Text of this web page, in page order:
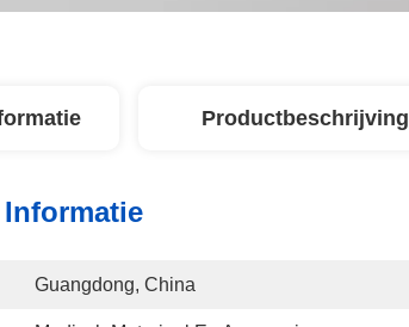
Productbeschrijving
Guangdong, China